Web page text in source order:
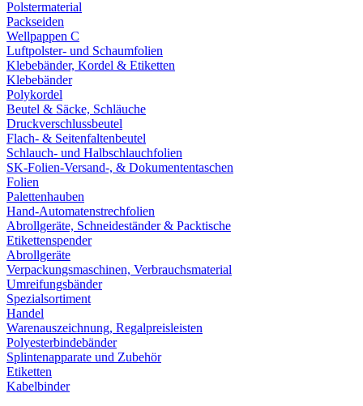
Polstermaterial
Packseiden
Wellpappen C
Luftpolster- und Schaumfolien
Klebebänder, Kordel & Etiketten
Klebebänder
Polykordel
Beutel & Säcke, Schläuche
Druckverschlussbeutel
Flach- & Seitenfaltenbeutel
Schlauch- und Halbschlauchfolien
SK-Folien-Versand-, & Dokumententaschen
Folien
Palettenhauben
Hand-Automatenstrechfolien
Abrollgeräte, Schneideständer & Packtische
Etikettenspender
Abrollgeräte
Verpackungsmaschinen, Verbrauchsmaterial
Umreifungsbänder
Spezialsortiment
Handel
Warenauszeichnung, Regalpreisleisten
Polyesterbindebänder
Splintenapparate und Zubehör
Etiketten
Kabelbinder